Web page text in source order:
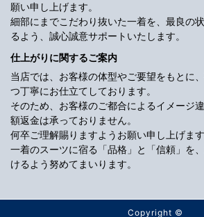
願い申し上げます。
細部にまでこだわり抜いた一着を、最良の
るよう、誠心誠意サポートいたします。
仕上がりに関するご案内
当店では、お客様の体型やご要望をもとに
つ丁寧にお仕立てしております。
そのため、お客様のご都合によるイメージ
額返金は承っておりません。
何卒ご理解賜りますようお願い申し上げます
一着のスーツに宿る「品格」と「信頼」を
けるよう努めてまいります。
Copyright ©